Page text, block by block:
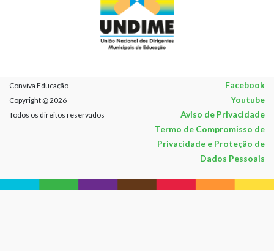
Conviva Educação Facebook
Copyright @ 2026 Youtube
Todos os direitos reservados
Aviso de Privacidade
Termo de Compromisso de
Privacidade e Proteção de
Dados Pessoais